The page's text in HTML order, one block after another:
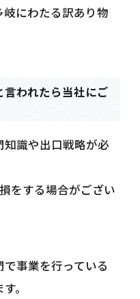
にわたる訳あり物
われたら当社にご
識や出口戦略が必
をする場合がござい
事業を行っている
。